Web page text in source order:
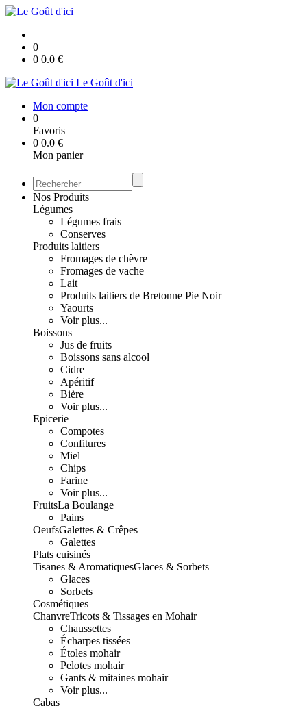
0
0 0.0 €
Le Goût d'ici
Mon compte
0
Favoris
0 0.0 €
Mon panier
Nos Produits
Légumes
Légumes frais
Conserves
Produits laitiers
Fromages de chèvre
Fromages de vache
Lait
Produits laitiers de Bretonne Pie Noir
Yaourts
Voir plus...
Boissons
Jus de fruits
Boissons sans alcool
Cidre
Apéritif
Bière
Voir plus...
Epicerie
Compotes
Confitures
Miel
Chips
Farine
Voir plus...
FruitsLa Boulange
Pains
OeufsGalettes & Crêpes
Galettes
Plats cuisinés
Tisanes & AromatiquesGlaces & Sorbets
Glaces
Sorbets
Cosmétiques
ChanvreTricots & Tissages en Mohair
Chaussettes
Écharpes tissées
Étoles mohair
Pelotes mohair
Gants & mitaines mohair
Voir plus...
Cabas